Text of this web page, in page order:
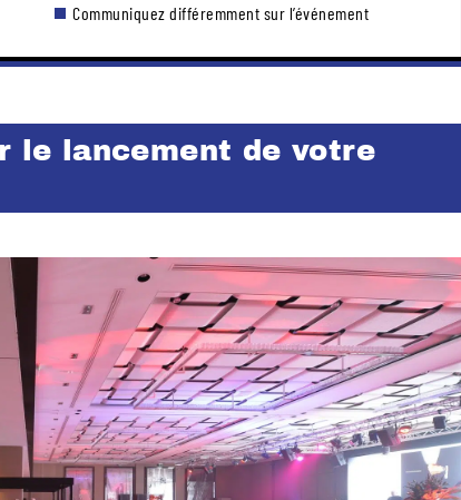
Communiquez différemment sur l’événement
le lancement de votre